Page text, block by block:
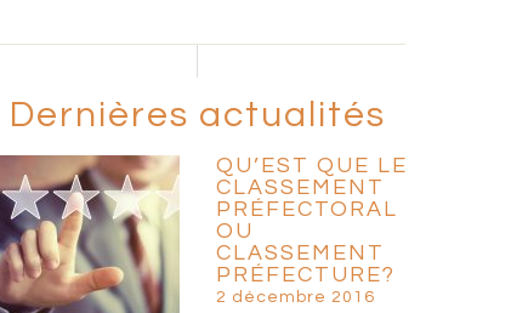
Dernières actualités
QU’EST QUE LE
CLASSEMENT
PRÉFECTORAL
OU
CLASSEMENT
PRÉFECTURE?
2 décembre 2016